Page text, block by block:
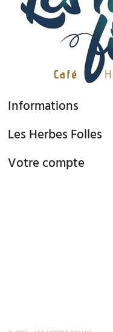
Informations
Les Herbes Folles
Votre compte